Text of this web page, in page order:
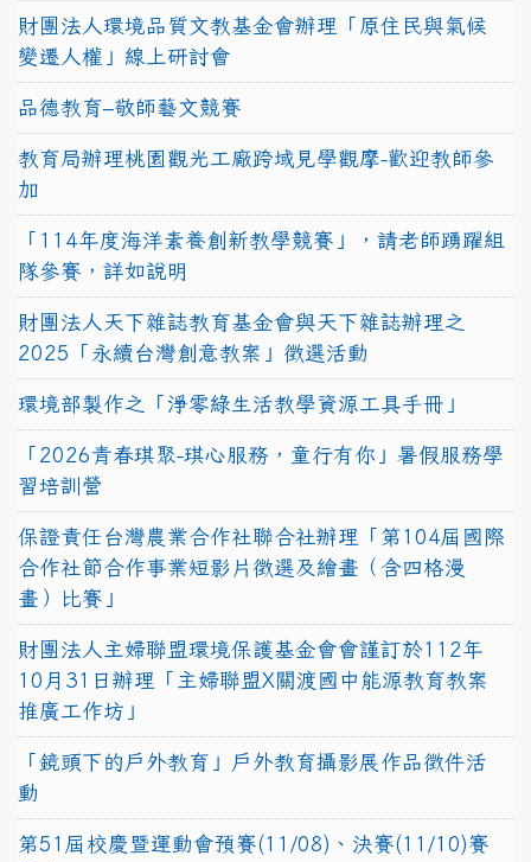
財團法人環境品質文教基金會辦理「原住民與氣候
變遷人權」線上研討會
品德教育–敬師藝文競賽
教育局辦理桃園觀光工廠跨域見學觀摩-歡迎教師參
加
「114年度海洋素養創新教學競賽」，請老師踴躍組
隊參賽，詳如說明
財團法人天下雜誌教育基金會與天下雜誌辦理之
2025「永續台灣創意教案」徵選活動
環境部製作之「淨零綠生活教學資源工具手冊」
「2026青春琪聚-琪心服務，童行有你」暑假服務學
習培訓營
保證責任台灣農業合作社聯合社辦理「第104屆國際
合作社節合作事業短影片徵選及繪畫（含四格漫
畫）比賽」
財團法人主婦聯盟環境保護基金會會謹訂於112年
10月31日辦理「主婦聯盟X關渡國中能源教育教案
推廣工作坊」
「鏡頭下的戶外教育」戶外教育攝影展作品徵件活
動
第51屆校慶暨運動會預賽(11/08)、決賽(11/10)賽